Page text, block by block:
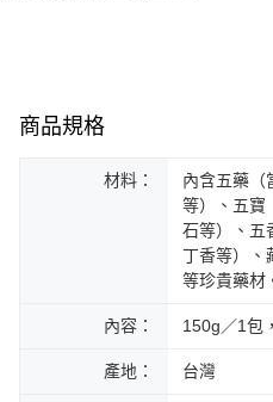
商品規格
材料：
內含五藥（
等）、五寶
石等）、五
丁香等）、
等珍貴藥材
內容： 150g／1包
產地： 台灣